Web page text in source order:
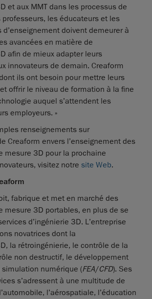
et aux MMT dans les processus de
professeurs, les éducateurs et les
doivent demeurer à
avancées en matière de
afin de mieux adapter leurs
innovateurs de demain. Creaform
ils ont besoin pour mettre leurs
offrir le niveau de formation à la fine
auquel s’attendent les
employeurs. »
renseignements sur
Creaform envers l’enseignement des
mesure 3D pour la prochaine
visitez notre site Web.
fabrique et met en marché des
mesure 3D portables, en plus de se
d’ingénierie 3D. L’entreprise
novatrices dont la
la rétroingénierie, le contrôle de la
non destructif, le développement
numérique (FEA/CFD). Ses
s’adressent à une multitude de
l’aérospatiale, l’éducation